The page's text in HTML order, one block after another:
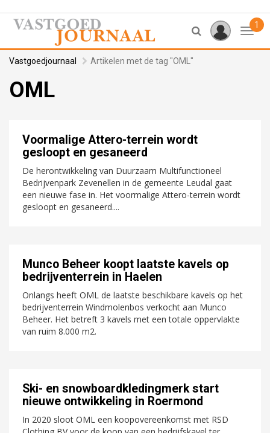
1
Vastgoedjournaal Artikelen met de tag "OML"
OML
Voormalige Attero-terrein wordt
gesloopt en gesaneerd
De herontwikkeling van Duurzaam Multifunctioneel
Bedrijvenpark Zevenellen in de gemeente Leudal gaat
een nieuwe fase in. Het voormalige Attero-terrein wordt
gesloopt en gesaneerd....
Munco Beheer koopt laatste kavels op
bedrijventerrein in Haelen
Onlangs heeft OML de laatste beschikbare kavels op het
bedrijventerrein Windmolenbos verkocht aan Munco
Beheer. Het betreft 3 kavels met een totale oppervlakte
van ruim 8.000 m2.
Ski- en snowboardkledingmerk start
nieuwe ontwikkeling in Roermond
In 2020 sloot OML een koopovereenkomst met RSD